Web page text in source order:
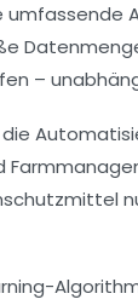
–